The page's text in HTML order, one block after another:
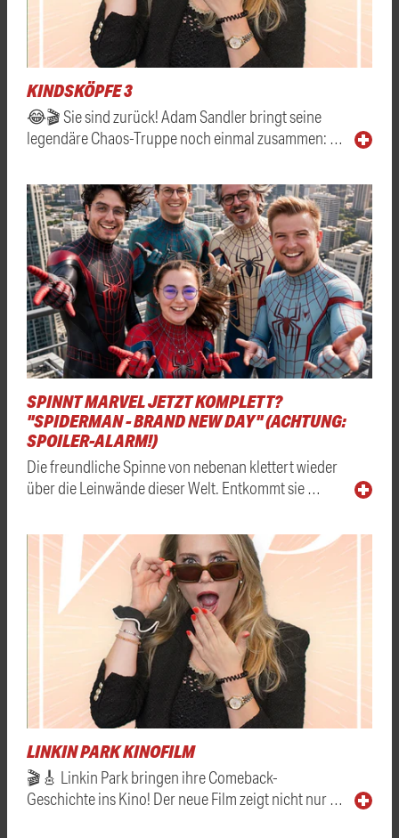
KINDSKÖPFE 3
😂🎬 Sie sind zurück! Adam Sandler bringt seine
legendäre Chaos-Truppe noch einmal zusammen: …
SPINNT MARVEL JETZT KOMPLETT?
"SPIDERMAN - BRAND NEW DAY" (ACHTUNG:
SPOILER-ALARM!)
Die freundliche Spinne von nebenan klettert wieder
über die Leinwände dieser Welt. Entkommt sie …
LINKIN PARK KINOFILM
🎬🎸 Linkin Park bringen ihre Comeback-
Geschichte ins Kino! Der neue Film zeigt nicht nur …